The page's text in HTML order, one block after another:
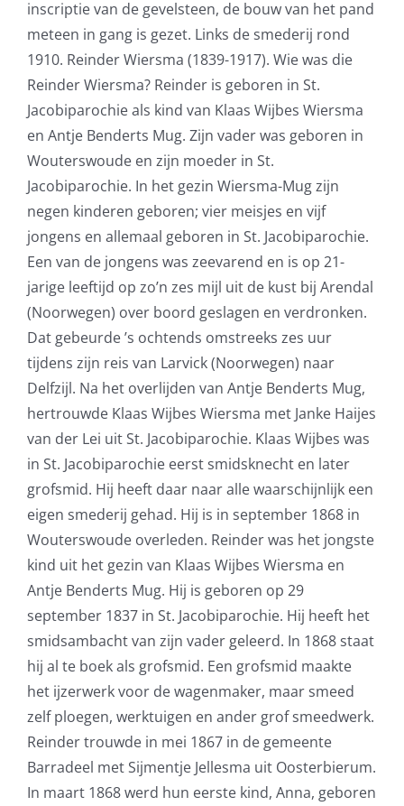
inscriptie van de gevelsteen, de bouw van het pand
meteen in gang is gezet. Links de smederij rond
1910. Reinder Wiersma (1839-1917). Wie was die
Reinder Wiersma? Reinder is geboren in St.
Jacobiparochie als kind van Klaas Wijbes Wiersma
en Antje Benderts Mug. Zijn vader was geboren in
Wouterswoude en zijn moeder in St.
Jacobiparochie. In het gezin Wiersma-Mug zijn
negen kinderen geboren; vier meisjes en vijf
jongens en allemaal geboren in St. Jacobiparochie.
Een van de jongens was zeevarend en is op 21-
jarige leeftijd op zo’n zes mijl uit de kust bij Arendal
(Noorwegen) over boord geslagen en verdronken.
Dat gebeurde ’s ochtends omstreeks zes uur
tijdens zijn reis van Larvick (Noorwegen) naar
Delfzijl. Na het overlijden van Antje Benderts Mug,
hertrouwde Klaas Wijbes Wiersma met Janke Haijes
van der Lei uit St. Jacobiparochie. Klaas Wijbes was
in St. Jacobiparochie eerst smidsknecht en later
grofsmid. Hij heeft daar naar alle waarschijnlijk een
eigen smederij gehad. Hij is in september 1868 in
Wouterswoude overleden. Reinder was het jongste
kind uit het gezin van Klaas Wijbes Wiersma en
Antje Benderts Mug. Hij is geboren op 29
september 1837 in St. Jacobiparochie. Hij heeft het
smidsambacht van zijn vader geleerd. In 1868 staat
hij al te boek als grofsmid. Een grofsmid maakte
het ijzerwerk voor de wagenmaker, maar smeed
zelf ploegen, werktuigen en ander grof smeedwerk.
Reinder trouwde in mei 1867 in de gemeente
Barradeel met Sijmentje Jellesma uit Oosterbierum.
In maart 1868 werd hun eerste kind, Anna, geboren